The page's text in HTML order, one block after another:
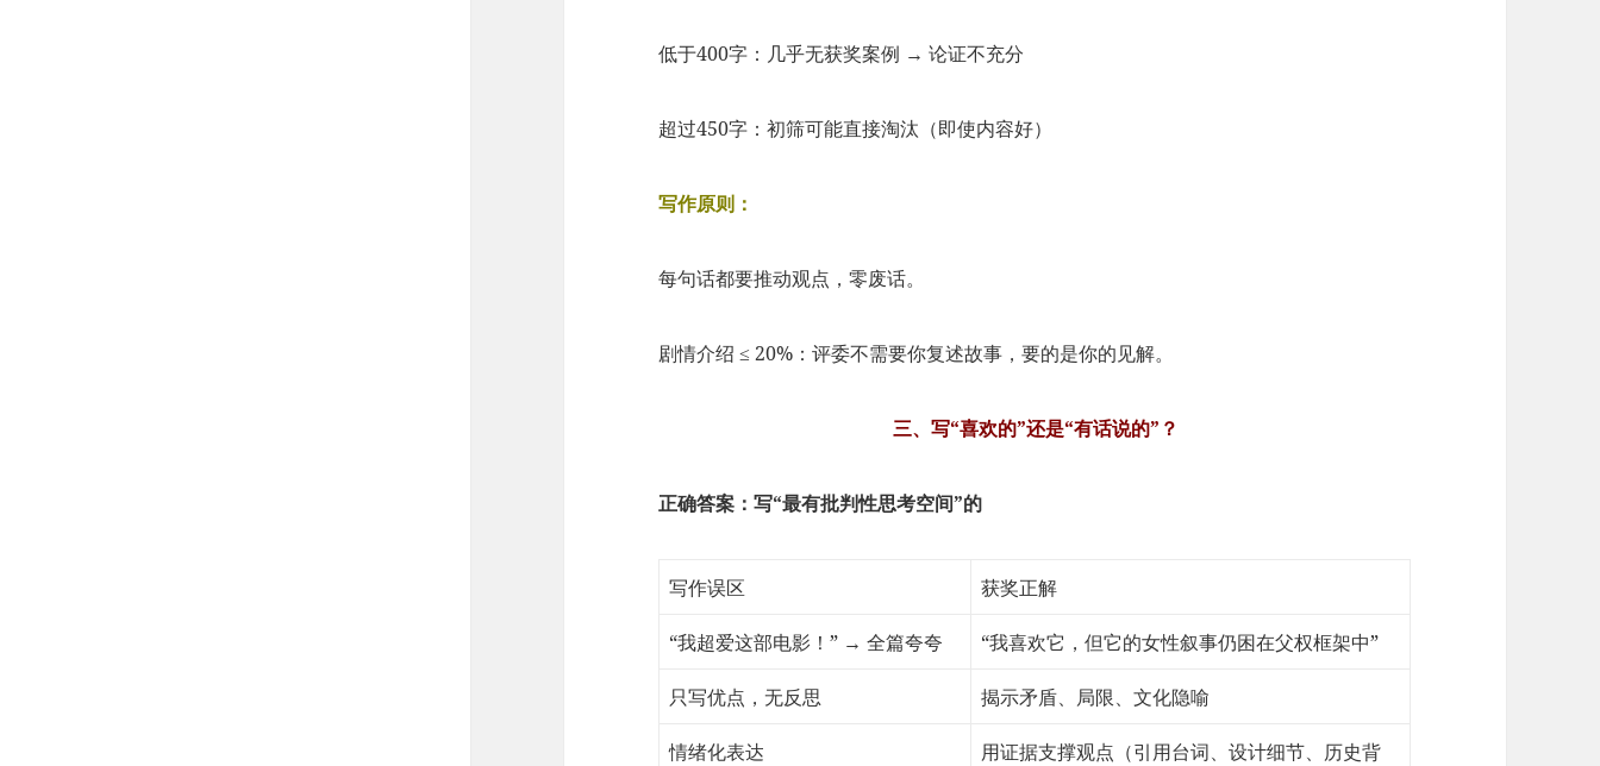
低于400字：几乎无获奖案例 → 论证不充分
超过450字：初筛可能直接淘汰（即使内容好）
写作原则：
每句话都要推动观点，零废话。
剧情介绍 ≤ 20%：评委不需要你复述故事，要的是你的见解。
三、写“喜欢的”还是“有话说的”？
正确答案：写“最有批判性思考空间”的
写作误区 获奖正解
“我超爱这部电影！” → 全篇夸夸 “我喜欢它，但它的女性叙事仍困在父权框架中”
只写优点，无反思 揭示矛盾、局限、文化隐喻
情绪化表达
用证据支撑观点（引用台词、设计细节、历史背